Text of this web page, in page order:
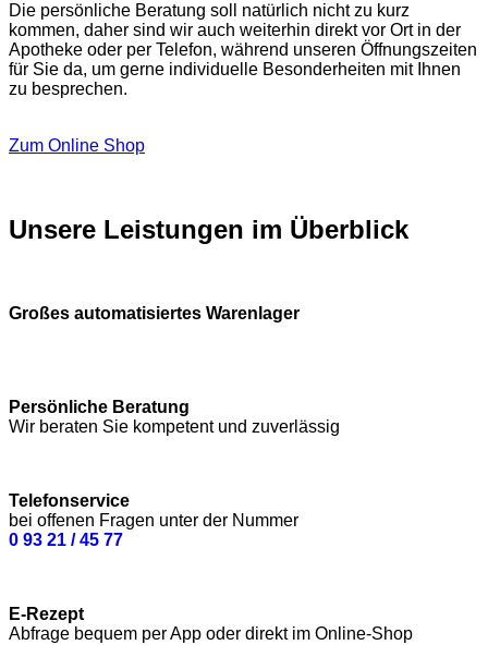
Die persönliche Beratung soll natürlich nicht zu kurz
kommen, daher sind wir auch weiterhin direkt vor Ort in der
Apotheke oder per Telefon, während unseren Öffnungszeiten
für Sie da, um gerne individuelle Besonderheiten mit Ihnen
zu besprechen.
Zum Online Shop
Unsere Leistungen im Überblick
Großes automatisiertes Warenlager
Persönliche Beratung
Wir beraten Sie kompetent und zuverlässig
Telefonservice
bei offenen Fragen unter der Nummer
0 93 21 / 45 77
E-Rezept
Abfrage bequem per App oder direkt im Online-Shop